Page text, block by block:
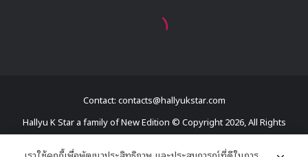
Contact: contacts@hallyukstar.com
Hallyu K Star a family of New Edition © Copyright 2026, All Rights